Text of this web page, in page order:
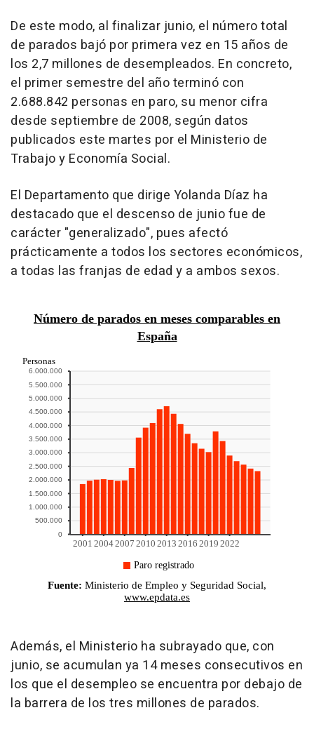
De este modo, al finalizar junio, el número total
de parados bajó por primera vez en 15 años de
los 2,7 millones de desempleados. En concreto,
el primer semestre del año terminó con
2.688.842 personas en paro, su menor cifra
desde septiembre de 2008, según datos
publicados este martes por el Ministerio de
Trabajo y Economía Social.
El Departamento que dirige Yolanda Díaz ha
destacado que el descenso de junio fue de
carácter "generalizado", pues afectó
prácticamente a todos los sectores económicos,
a todas las franjas de edad y a ambos sexos.
Además, el Ministerio ha subrayado que, con
junio, se acumulan ya 14 meses consecutivos en
los que el desempleo se encuentra por debajo de
la barrera de los tres millones de parados.